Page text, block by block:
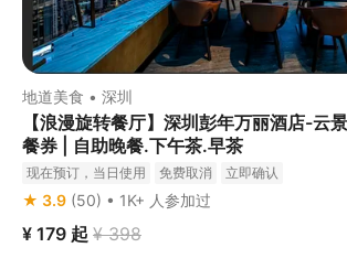
地道美食 • 深圳
【浪漫旋转餐厅】深圳彭年万丽酒店-云
餐券 | 自助晚餐.下午茶.早茶
现在预订，当日使用 免费取消 立即确认
★ 3.9 (50) • 1K+ 人参加过
¥ 179 起 ¥ 398